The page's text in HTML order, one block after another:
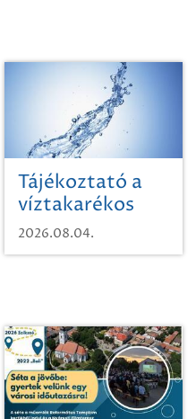
Tájékoztató a
víztakarékos
vízhasználatról
2026.08.04.